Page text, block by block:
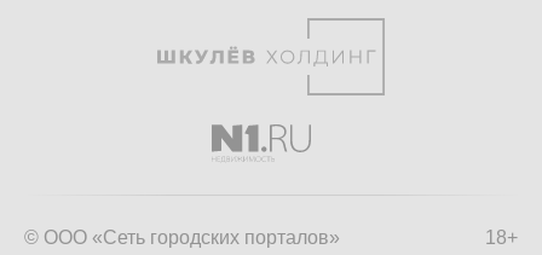
18+
© ООО «Сеть городских порталов»